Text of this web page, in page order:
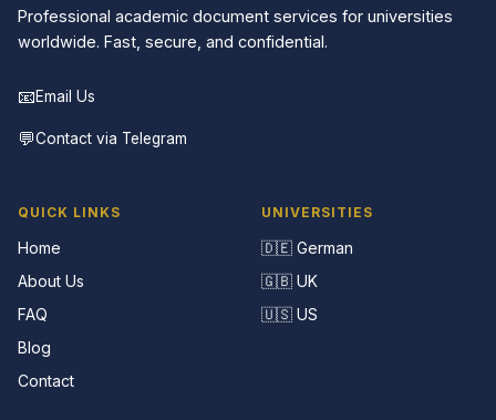
Professional academic document services for universities
worldwide. Fast, secure, and confidential.
📧Email Us
💬Contact via Telegram
QUICK LINKS
Home
About Us
FAQ
Blog
Contact
UNIVERSITIES
🇩🇪 German
🇬🇧 UK
🇺🇸 US